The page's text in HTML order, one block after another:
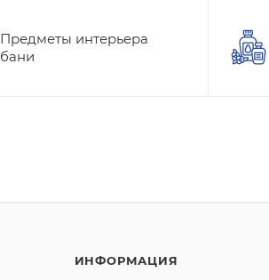
Предметы интерьера
бани
ИНФОРМАЦИЯ